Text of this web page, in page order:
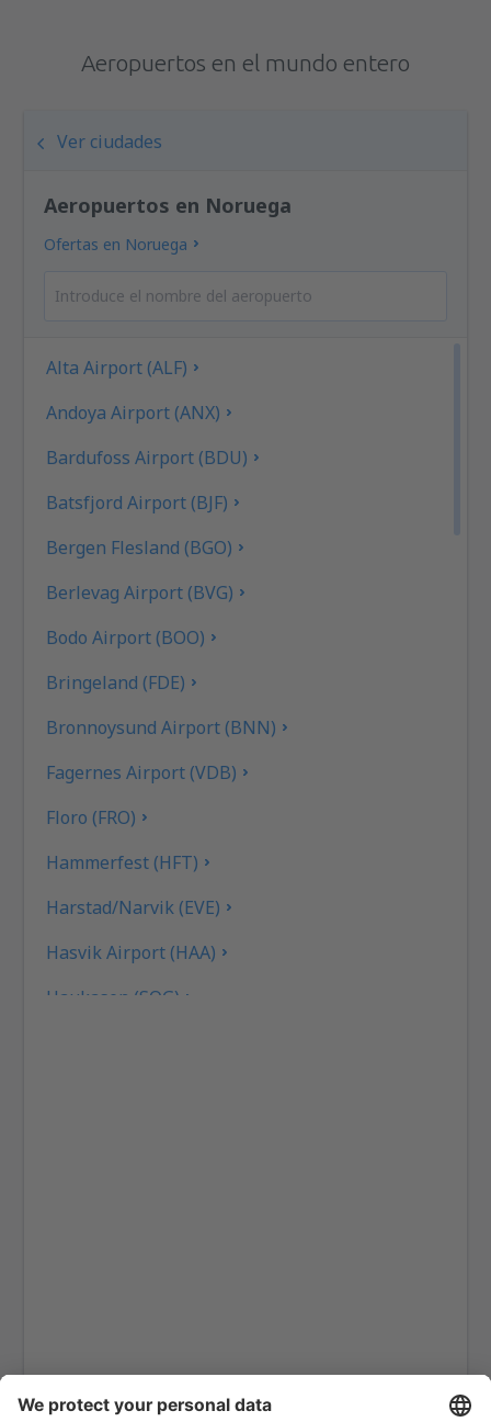
Aeropuertos en el mundo entero
Ver ciudades
Aeropuertos en Noruega
Ofertas en Noruega
Alta Airport (ALF)
Andoya Airport (ANX)
Bardufoss Airport (BDU)
Batsfjord Airport (BJF)
Bergen Flesland (BGO)
Berlevag Airport (BVG)
Bodo Airport (BOO)
Bringeland (FDE)
Bronnoysund Airport (BNN)
Fagernes Airport (VDB)
Floro (FRO)
Hammerfest (HFT)
Harstad/Narvik (EVE)
Hasvik Airport (HAA)
Haukasen (SOG)
Leknes (LKN)